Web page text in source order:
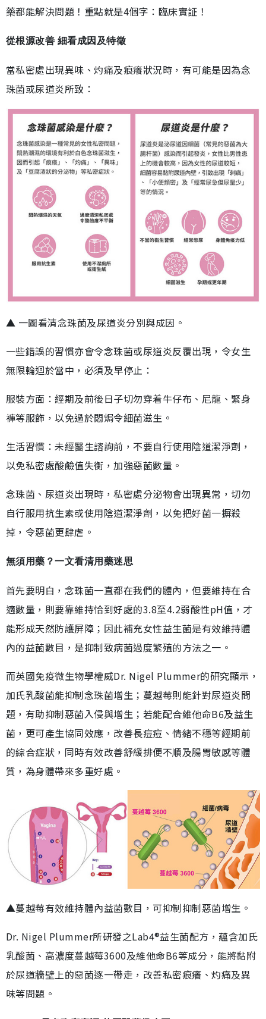
藥都能解決問題！重點就是4個字：臨床實証！
從根源改善 細看成因及特徵
當私密處出現異味、灼痛及痕癢狀況時，有可能是因為念
珠菌或尿道炎所致：
▲ 一圖看清念珠菌及尿道炎分別與成因。
一些錯誤的習慣亦會令念珠菌或尿道炎反覆出現，令女生
無限輪迴於當中，必須及早停止：
服裝方面：經期及前後日子切勿穿着牛仔布、尼龍、緊身
褲等服飾，以免過於悶焗令細菌滋生。
生活習慣：未經醫生諮詢前，不要自行使用陰道潔淨劑，
以免私密處酸鹼值失衡，加強惡菌數量。
念珠菌、尿道炎出現時，私密處分泌物會出現異常，切勿
自行服用抗生素或使用陰道潔淨劑，以免把好菌一摒殺
掉，令惡菌更肆虐。
無須用藥？一文看清用藥迷思
首先要明白，念珠菌一直都在我們的體內，但要維持在合
適數量，則要靠維持恰到好處的3.8至4.2弱酸性pH值，才
能形成天然防護屏障；因此補充女性益生菌是有效維持體
內的益菌數目，是抑制致病菌過度繁殖的方法之一。
而英國免疫微生物學權威Dr. Nigel Plummer的研究顯示，
加氏乳酸菌能抑制念珠菌增生；蔓越莓則能針對尿道炎問
題，有助抑制惡菌入侵與增生；若能配合維他命B6及益生
菌，更可產生協同效應，改善長痘痘、情緒不穩等經期前
的綜合症狀，同時有效改善舒緩排便不順及腸胃敏感等體
質，為身體帶來多重好處。
▲蔓越莓有效維持體內益菌數目，可抑制抑制惡菌增生。
Dr. Nigel Plummer所研發之Lab4®益生菌配方，蘊含加氏
乳酸菌、高濃度蔓越莓3600及維他命B6等成分，能將黏附
於尿道牆壁上的惡菌逐一帶走，改善私密痕癢、灼痛及異
味等問題。